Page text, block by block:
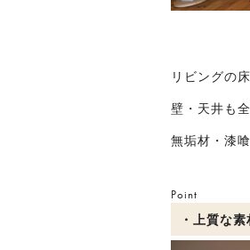
リビングの
壁・天井も
無垢材・漆
Point
・上質な